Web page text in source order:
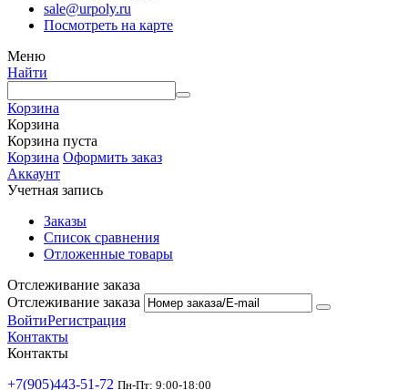
sale@urpoly.ru
Посмотреть на карте
Меню
Найти
Корзина
Корзина
Корзина пуста
Корзина Оформить заказ
Аккаунт
Учетная запись
Заказы
Список сравнения
Отложенные товары
Отслеживание заказа
Отслеживание заказа
ВойтиРегистрация
Контакты
Контакты
+7(905)443-51-72 Пн-Пт: 9:00-18:00